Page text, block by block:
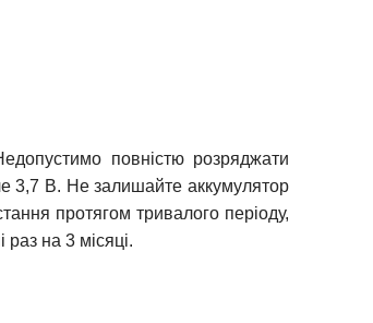
повністю розряджати
3,7 В. Не залишайте аккумулятор
протягом тривалого періоду,
на 3 місяці.